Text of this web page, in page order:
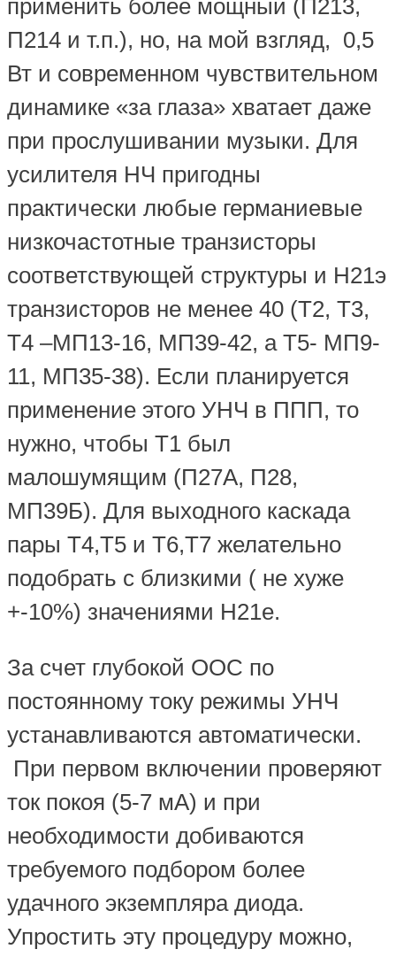
применить более мощный (П213,
П214 и т.п.), но, на мой взгляд, 0,5
Вт и современном чувствительном
динамике «за глаза» хватает даже
при прослушивании музыки. Для
усилителя НЧ пригодны
практически любые германиевые
низкочастотные транзисторы
соответствующей структуры и Н21э
транзисторов не менее 40 (Т2, T3,
Т4 –МП13-16, МП39-42, а Т5- МП9-
11, МП35-38). Если планируется
применение этого УНЧ в ППП, то
нужно, чтобы Т1 был
малошумящим (П27А, П28,
МП39Б). Для выходного каскада
пары Т4,Т5 и Т6,Т7 желательно
подобрать с близкими ( не хуже
+-10%) значениями Н21е.
За счет глубокой ООС по
постоянному току режимы УНЧ
устанавливаются автоматически.
При первом включении проверяют
ток покоя (5-7 мА) и при
необходимости добиваются
требуемого подбором более
удачного экземпляра диода.
Упростить эту процедуру можно,